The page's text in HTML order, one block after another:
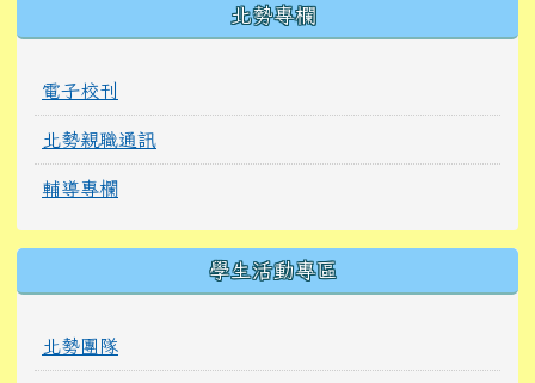
北勢專欄
電子校刊
北勢親職通訊
輔導專欄
學生活動專區
北勢團隊